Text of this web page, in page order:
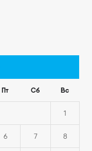
Пт Сб Вс
1
6 7 8